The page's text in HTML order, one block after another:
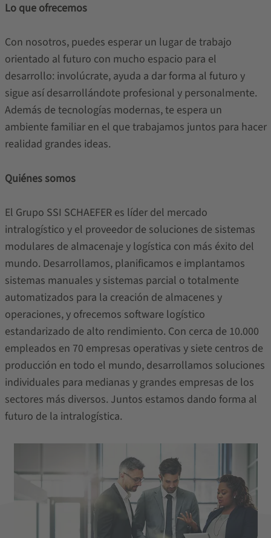
Lo que ofrecemos
Con nosotros, puedes esperar un lugar de trabajo
orientado al futuro con mucho espacio para el
desarrollo: involúcrate, ayuda a dar forma al futuro y
sigue así desarrollándote profesional y personalmente.
Además de tecnologías modernas, te espera un
ambiente familiar en el que trabajamos juntos para hacer
realidad grandes ideas.
Quiénes somos
El Grupo SSI SCHAEFER es líder del mercado
intralogístico y el proveedor de soluciones de sistemas
modulares de almacenaje y logística con más éxito del
mundo. Desarrollamos, planificamos e implantamos
sistemas manuales y sistemas parcial o totalmente
automatizados para la creación de almacenes y
operaciones, y ofrecemos software logístico
estandarizado de alto rendimiento. Con cerca de 10.000
empleados en 70 empresas operativas y siete centros de
producción en todo el mundo, desarrollamos soluciones
individuales para medianas y grandes empresas de los
sectores más diversos. Juntos estamos dando forma al
futuro de la intralogística.